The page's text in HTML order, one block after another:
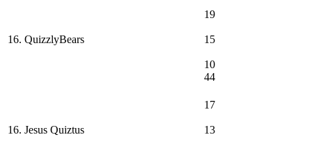
16. QuizzlyBears
19
15
10
44
16. Jesus Quiztus
17
13